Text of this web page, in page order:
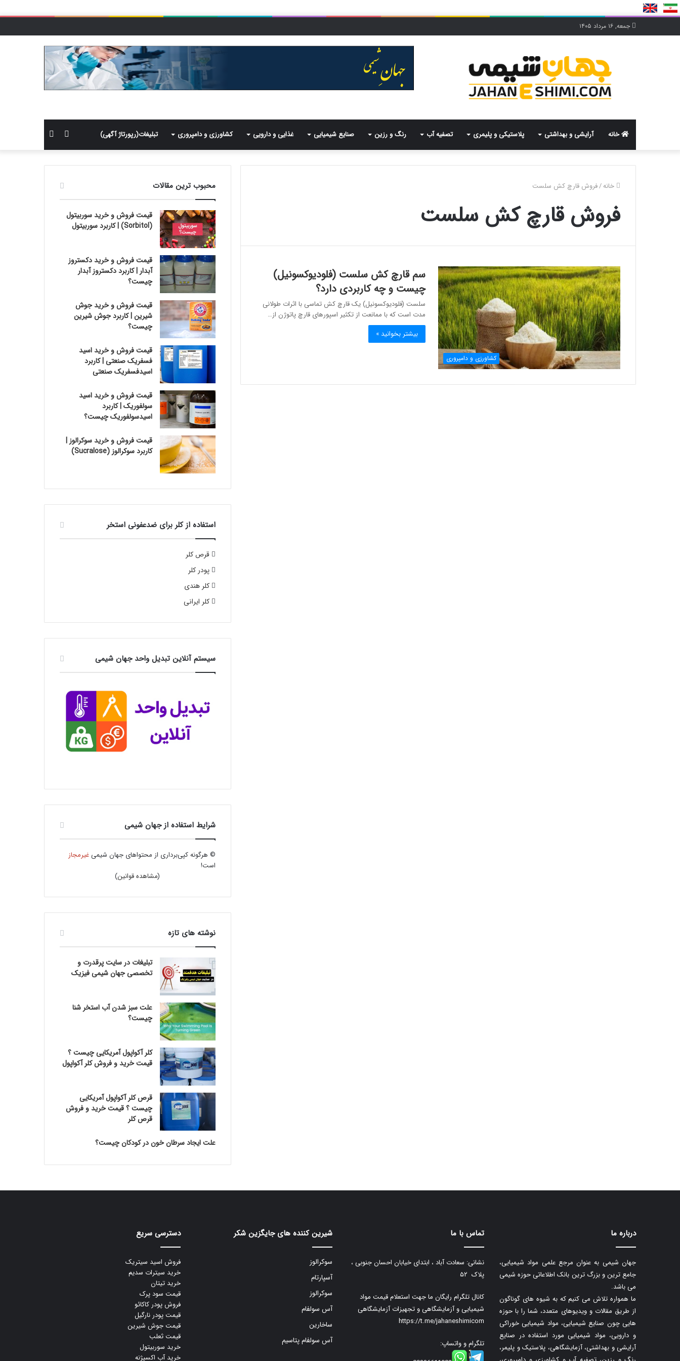
جمعه, ۱۶ مرداد ۱۴۰۵
خانه آرایشی و بهداشتی پلاستیکی و پلیمری تصفیه آب رنگ و رزین صنایع شیمیایی غذایی و دارویی کشاورزی و دامپروری تبلیغات(رپورتاژ آگهی)
برای
سایدبار
خانه/فروش قارچ کش سلست
فروش قارچ کش سلست
کشاورزی و دامپروری
سم قارچ کش سلست (فلودیوکسونیل)
چیست و چه کاربردی دارد؟
سلست (فلودیوکسونیل) یک قارچ ‌کش تماسی با اثرات طولانی
مدت است که با ممانعت از تکثیر اسپورهای قارچ پاتوژن از…
بیشتر بخوانید »
محبوب ترین مقالات
قیمت فروش و خرید سوربیتول
(Sorbitol) | کاربرد سوربیتول
قیمت فروش و خرید دکستروز
آبدار | کاربرد دکستروز آبدار
چیست؟
قیمت فروش و خرید جوش
شیرین | کاربرد جوش شیرین
چیست؟
قیمت فروش و خرید اسید
فسفریک صنعتی | کاربرد
اسیدفسفریک صنعتی
قیمت فروش و خرید اسید
سولفوریک | کاربرد
اسیدسولفوریک چیست؟
قیمت فروش و خرید سوکرالوز |
کاربرد سوکرالوز (Sucralose)
استفاده از کلر برای ضدعفونی استخر
قرص کلر
پودر کلر
کلر هندی
کلر ایرانی
سیستم آنلاین تبدیل واحد جهان شیمی
شرایط استفاده از جهان شیمی
© هرگونه کپی‌برداری از محتواهای جهان شیمیغیرمجاز
است!
(مشاهده قوانین)
نوشته های تازه
تبلیغات در سایت پرقدرت و
تخصصی جهان شیمی فیزیک
علت سبز شدن آب استخر شنا
چیست؟
کلر آکواپول آمریکایی چیست ؟
قیمت خرید و فروش کلر آکواپول
قرص کلر آکواپول آمریکایی
چیست ؟ قیمت خرید و فروش
قرص کلر
علت ایجاد سرطان خون در کودکان چیست؟
درباره ما
جهان شیمی به عنوان مرجع علمی مواد شیمیایی،
جامع ترین و بزرگ ترین بانک اطلاعاتی حوزه شیمی
می باشد.
ما همواره تلاش می کنیم که به شیوه های گوناگون
از طریق مقالات و ویدیوهای متعدد، شما را با حوزه
هایی چون صنایع شیمیایی، مواد شیمیایی خوراکی
و دارویی، مواد شیمیایی مورد استفاده در صنایع
آرایشی و بهداشتی، آزمایشگاهی، پلاستیک و پلیمر،
تماس با ما
نشانی: سعادت آباد ، ابتدای خیابان احسان جنوبی ،
پلاک ۵۲
کانال تلگرام رایگان ما جهت استعلام قیمت مواد
شیمیایی و آزمایشگاهی و تجهیزات آزمایشگاهی
https://t.me/jahaneshimicom
تلگرام و واتساپ:
شیرین کننده های جایگزین شکر
سوکرالوز
آسپارتام
سوکرالوز
آس سولفام
ساخارین
آس سولفام پتاسیم
دسترسی سریع
فروش اسید سیتریک
خرید سیترات سدیم
خرید تیتان
قیمت سود پرک
فروش پودر کاکائو
قیمت پودر نارگیل
قیمت جوش شیرین
قیمت ثعلب
خرید سوربیتول
خرید آب اکسیژنه